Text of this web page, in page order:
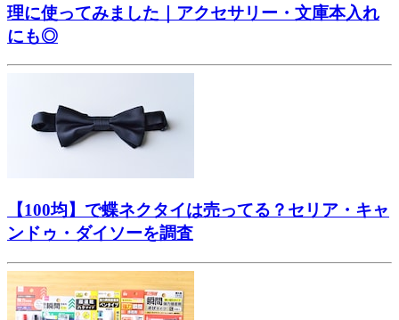
理に使ってみました｜アクセサリー・文庫本入れ
にも◎
【100均】で蝶ネクタイは売ってる？セリア・キャ
ンドゥ・ダイソーを調査